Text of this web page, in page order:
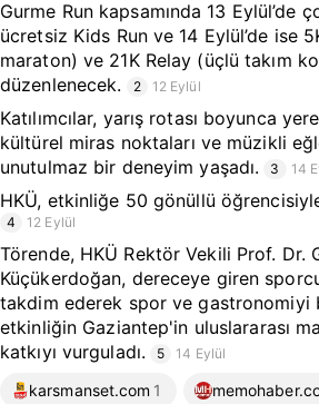
Gurme Run kapsamında 13 Eylül’de
ücretsiz Kids Run ve 14 Eylül’de ise
maraton) ve 21K Relay (üçlü takım
düzenlenecek.
2 12 Eylül
Katılımcılar, yarış rotası boyunca
kültürel miras noktaları ve müzikli
unutulmaz bir deneyim yaşadı.
3 14
HKÜ, etkinliğe 50 gönüllü
4 12 Eylül
Törende, HKÜ Rektör Vekili Prof. Dr.
Küçükerdoğan, dereceye giren
takdim ederek spor ve gastronomiyi
etkinliğin Gaziantep'in uluslararası
katkıyı vurguladı.
5 14 Eylül
karsmanset.com 1